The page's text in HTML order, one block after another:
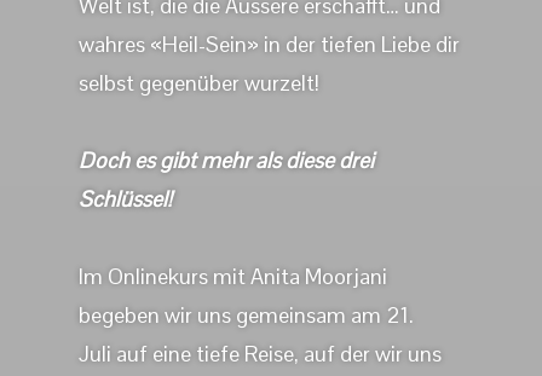
Welt ist, die die Äussere erschafft… und
wahres «Heil-Sein» in der tiefen Liebe dir
selbst gegenüber wurzelt!
Doch es gibt mehr als diese drei
Schlüssel!
Im Onlinekurs mit Anita Moorjani
begeben wir uns gemeinsam am 21.
Juli auf eine tiefe Reise, auf der wir uns